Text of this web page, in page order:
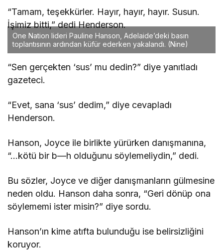
“Tamam, teşekkürler. Hayır, hayır, hayır. Susun.
İşimiz bitti,” dedi Henderson.
One Nation lideri Pauline Hanson, Adelaide’deki basın
toplantısının ardından küfür ederken yakalandı. (Nine)
“Sen gerçekten ‘sus’ mu dedin?” diye yanıtladı
gazeteci.
“Evet, sana ‘sus’ dedim,” diye cevapladı
Henderson.
Hanson, Joyce ile birlikte yürürken danışmanına,
“…kötü bir b—h olduğunu söylemeliydin,” dedi.
Bu sözler, Joyce ve diğer danışmanların gülmesine
neden oldu. Hanson daha sonra, “Geri dönüp ona
söylememi ister misin?” diye sordu.
Hanson’ın kime atıfta bulunduğu ise belirsizliğini
koruyor.